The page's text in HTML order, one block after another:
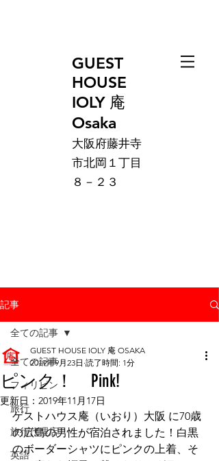
GUEST
HOUSE
IOLY 庵
Osaka
大阪府藤井寺
市北岡１丁目
８－２３
記事
全ての記事
フィリピン
旅行
旅行代理店
英語
全ての記事
ピンク！ Pink!
GUEST HOUSE IOLY 庵 OSAKA
2019年9月23日 読了時間: 1分
更新日： 2019年11月17日
ゲストハウス庵（いおり）大阪 に70歳
の広島の男性が宿泊されました！白黒
のボーダーシャツにピンクの上着、そ